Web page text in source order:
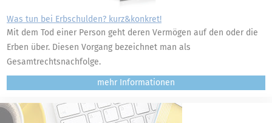
Was tun bei Erbschulden? kurz&konkret!
Mit dem Tod einer Person geht deren Vermögen auf den oder die
Erben über. Diesen Vorgang bezeichnet man als
Gesamtrechtsnachfolge.
mehr